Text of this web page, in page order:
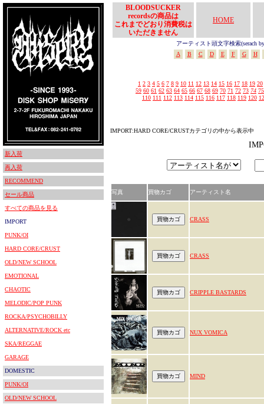
新入荷
再入荷
RECOMMEND
セール商品
すべての商品を見る
IMPORT
PUNK/OI
HARD CORE/CRUST
OLD/NEW SCHOOL
EMOTIONAL
CHAOTIC
MELODIC/POP PUNK
ROCKA/PSYCHOBILLY
ALTERNATIVE/ROCK etc
SKA/REGGAE
GARAGE
DOMESTIC
PUNK/OI
OLD/NEW SCHOOL
BLOODSUCKER
recordsの商品は
これまでどおり消費税は
いただきません
HOME
アーティスト頭文字検索(serach
A
B C D E F G H
1 2 3 4 5 6 7 8 9 10 11 12 13 14 15 16 17 18 19 20
59 60 61 62 63 64 65 66 67 68 69 70 71 72 73 74 75
110 111 112 113 114 115 116 117 118 119 120
IMPORT:HARD CORE/CRUSTカテゴリの中から表示中
写真 買物カゴ アーティスト名
CRASS
CRASS
CRIPPLE BASTARDS
NUX VOMICA
MIND